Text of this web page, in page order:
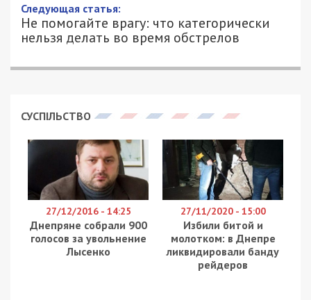
11/03/2022 - 13:08
ЕВГЕНТИЙ ГОЛЬДМАН - СПЕЦИАЛЬНО
ДЛЯ 49000.COM.UA
1818
В ходе брифинга в стенах Днепропетровской
рассказала как создать информационную
49000.com.ua.
Как отметила Ирина Баранова, люди сами того
не желая работают корректировщиками огня,
оказывая противнику услугу. В частности –
показывают куда прилетели ракеты.